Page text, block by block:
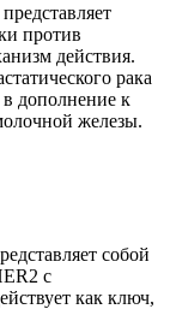
против
действия.
рака
дополнение к
железы.
собой
с
как ключ,